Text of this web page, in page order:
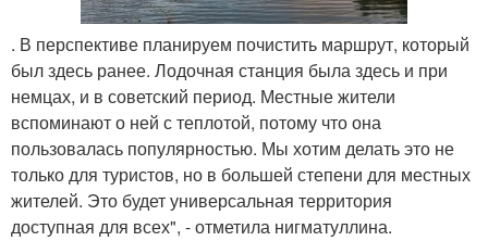
. В перспективе планируем почистить маршрут, который
был здесь ранее. Лодочная станция была здесь и при
немцах, и в советский период. Местные жители
вспоминают о ней с теплотой, потому что она
пользовалась популярностью. Мы хотим делать это не
только для туристов, но в большей степени для местных
жителей. Это будет универсальная территория
доступная для всех", - отметила нигматуллина.